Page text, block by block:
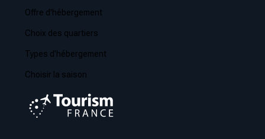
Offre d'hébergement
Choix des quartiers
Types d’hébergement
Choisir la saison